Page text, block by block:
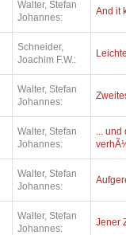
Walter, Stefan
Johannes:
And it
Schneider,
Joachim F.W.:
Walter, Stefan
Johannes:
Walter, Stefan
Johannes:
... und
Walter, Stefan
Johannes:
Walter, Stefan
Johannes:
Jener